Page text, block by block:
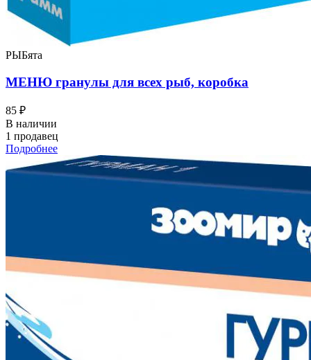
РЫБята
МЕНЮ гранулы для всех рыб, коробка
85 ₽
В наличии
1 продавец
Подробнее